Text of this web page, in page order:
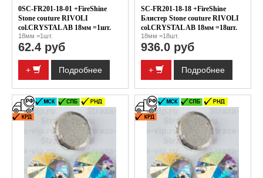
0SC-FR201-18-01 +FireShine
Stone couture RIVOLI
col.CRYSTAL AB 18мм =1шт.
18мм =1шт.
62.4 руб
+ Подробнее
SC-FR201-18-18 +FireShine
Блистер Stone couture RIVOLI
col.CRYSTAL AB 18мм =18шт.
18мм =18шт.
936.0 руб
+ Подробнее